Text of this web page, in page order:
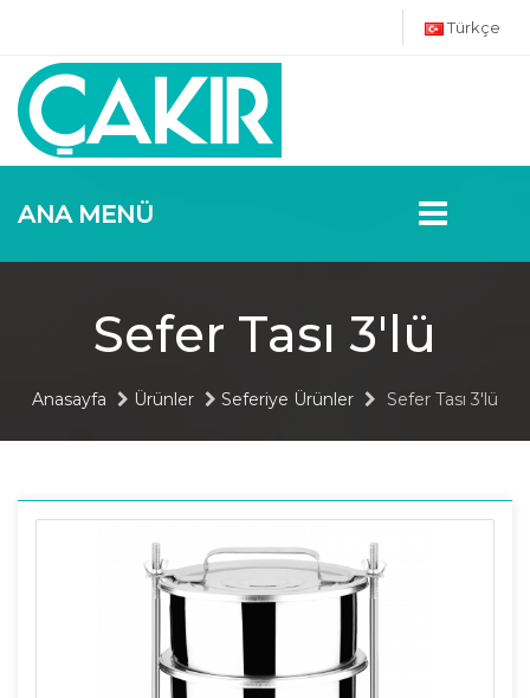
Türkçe
ANA MENÜ
Sefer Tası 3'lü
Anasayfa Ürünler Seferiye Ürünler Sefer Tası 3'lü